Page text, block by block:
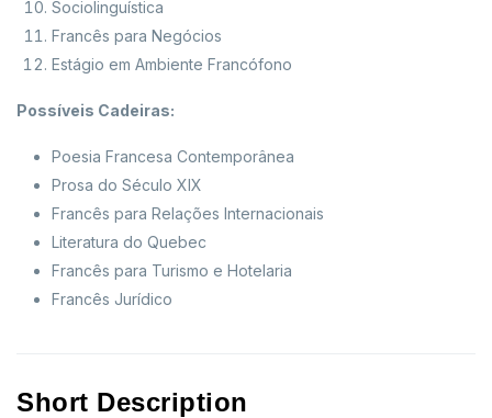
Sociolinguística
Francês para Negócios
Estágio em Ambiente Francófono
Possíveis Cadeiras:
Poesia Francesa Contemporânea
Prosa do Século XIX
Francês para Relações Internacionais
Literatura do Quebec
Francês para Turismo e Hotelaria
Francês Jurídico
Short Description